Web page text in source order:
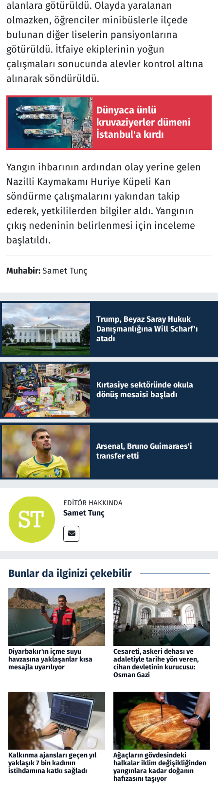
alanlara götürüldü. Olayda yaralanan
olmazken, öğrenciler minibüslerle ilçede
bulunan diğer liselerin pansiyonlarına
götürüldü. İtfaiye ekiplerinin yoğun
çalışmaları sonucunda alevler kontrol altına
alınarak söndürüldü.
Dünyaca ünlü
kruvaziyerler dümeni
İstanbul'a kırdı
Yangın ihbarının ardından olay yerine gelen
Nazilli Kaymakamı Huriye Küpeli Kan
söndürme çalışmalarını yakından takip
ederek, yetkililerden bilgiler aldı. Yangının
çıkış nedeninin belirlenmesi için inceleme
başlatıldı.
Muhabir:Samet Tunç
Trump, Beyaz Saray Hukuk
Danışmanlığına Will Scharf'ı
atadı
Kırtasiye sektöründe okula
dönüş mesaisi başladı
Arsenal, Bruno Guimaraes'i
transfer etti
EDITÖR HAKKINDA
Samet Tunç
Bunlar da ilginizi çekebilir
Diyarbakır'ın içme suyu
havzasına yaklaşanlar kısa
mesajla uyarılıyor
Cesareti, askeri dehası ve
adaletiyle tarihe yön veren,
cihan devletinin kurucusu:
Osman Gazi
Kalkınma ajansları geçen yıl
yaklaşık 7 bin kadının
istihdamına katkı sağladı
Ağaçların gövdesindeki
halkalar iklim değişikliğinden
yangınlara kadar doğanın
hafızasını taşıyor